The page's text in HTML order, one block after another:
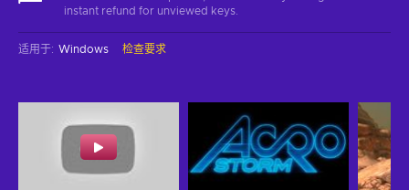
instant refund for unviewed keys.
适用于: Windows 检查要求